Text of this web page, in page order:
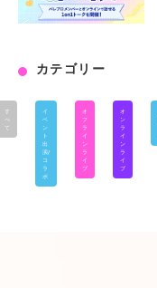
カテゴリー
す
べ
て
イ
ベ
ン
ト
出
演/
コ
ラ
ボ
オ
フ
ラ
イ
ン
ラ
イ
ブ
オ
ン
ラ
イ
ン
ラ
イ
ブ